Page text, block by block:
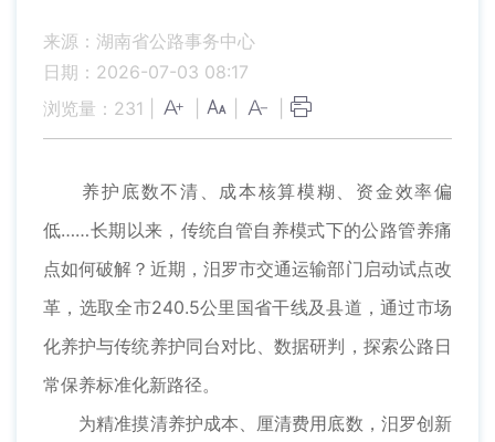
来源：湖南省公路事务中心
日期：2026-07-03 08:17
浏览量： 231
养护底数不清、成本核算模糊、资金效率偏
低……长期以来，传统自管自养模式下的公路管养痛
点如何破解？近期，汨罗市交通运输部门启动试点改
革，选取全市240.5公里国省干线及县道，通过市场
化养护与传统养护同台对比、数据研判，探索公路日
常保养标准化新路径。
为精准摸清养护成本、厘清费用底数，汨罗创新